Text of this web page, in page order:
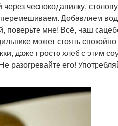
чеснокодавилку,
перемешиваем. Добавляем
мне! Всё, наш
может стоять спокойно
даже просто хлеб с этим
разогревайте его!